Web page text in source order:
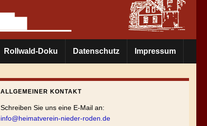
Rollwald-Doku Datenschutz Impressum
ALLGEMEINER KONTAKT
Schreiben Sie uns eine E-Mail an:
info@heimatverein-nieder-roden.de